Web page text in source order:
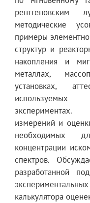
рентгеновским
методические
примеры
структур и
накопления и
металлах,
установках,
экспериментах.
измерений и
необходимых
концентрации
спектров.
разработанной
калькулятора